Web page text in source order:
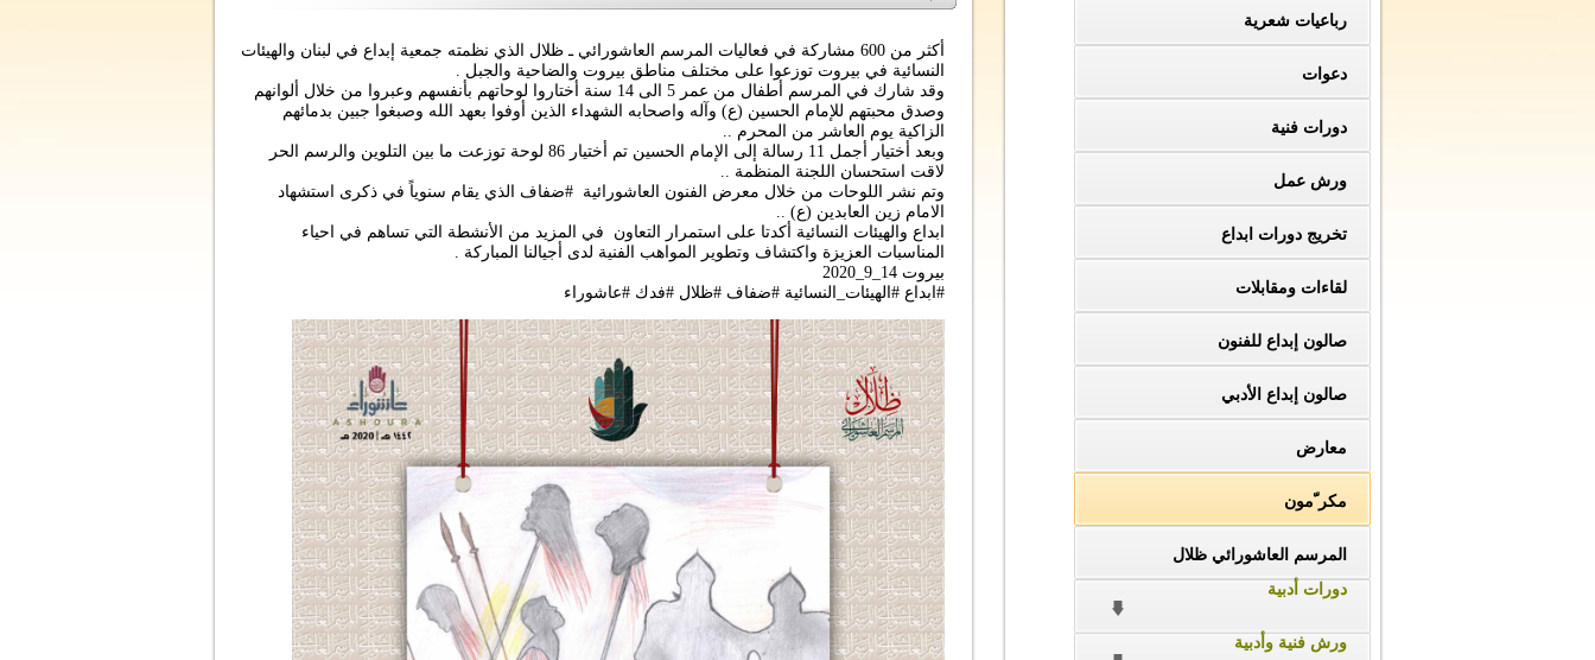
رباعيات شعرية
دعوات
دورات فنية
ورش عمل
تخريج دورات ابداع
لقاءات ومقابلات
صالون إبداع للفنون
صالون إبداع الأدبي
معارض
مكر ّمون
المرسم العاشورائي ظلال
دورات أدبية
ورش فنية وأدبية
أكثر من 600 مشاركة في فعاليات المرسم العاشورائي ـ ظلال الذي نظمته جمعية إبداع في لبنان والهيئات
النسائية في بيروت توزعوا على مختلف مناطق بيروت والضاحية والجبل .
وقد شارك في المرسم أطفال من عمر 5 الى 14 سنة أختاروا لوحاتهم بأنفسهم وعبروا من خلال ألوانهم
وصدق محبتهم للإمام الحسين (ع) وآله واصحابه الشهداء الذين أوفوا بعهد الله وصبغوا جبين بدمائهم
الزاكية يوم العاشر من المحرم ..
وبعد أختيار أجمل 11 رسالة إلى الإمام الحسين تم أختيار 86 لوحة توزعت ما بين التلوين والرسم الحر
لاقت استحسان اللجنة المنظمة ..
وتم نشر اللوحات من خلال معرض الفنون العاشورائية #ضفاف الذي يقام سنوياً في ذكرى استشهاد
الامام زين العابدين (ع) ..
ابداع والهيئات النسائية أكدتا على استمرار التعاون في المزيد من الأنشطة التي تساهم في احياء
المناسبات العزيزة واكتشاف وتطوير المواهب الفنية لدى أجيالنا المباركة .
بيروت 14_9_2020
#ابداع #الهيئات_النسائية #ضفاف #ظلال #فدك #عاشوراء